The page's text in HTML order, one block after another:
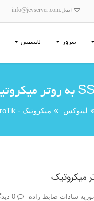
ایمیل:info@jeyserver.com
سرور لایسنس
لینوکس میکروتیک - MikroTik
نوریه سادات ضابط زاده